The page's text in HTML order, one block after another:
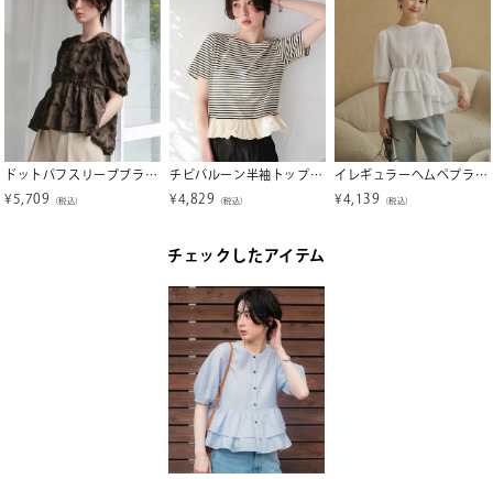
ドットパフスリーブブラウス
¥ 5,709 （税込）
チビバルーン半袖トップス【メール便可／100】
¥4,829 （税込）
イレギュラーヘムペプラムトップス
¥4,139 （税込）
チェックしたアイテム